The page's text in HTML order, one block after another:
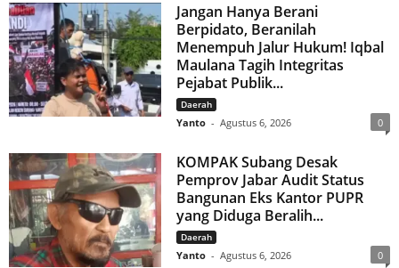
Jangan Hanya Berani
Berpidato, Beranilah
Menempuh Jalur Hukum! Iqbal
Maulana Tagih Integritas
Pejabat Publik...
Daerah
Yanto - Agustus 6, 2026 0
KOMPAK Subang Desak
Pemprov Jabar Audit Status
Bangunan Eks Kantor PUPR
yang Diduga Beralih...
Daerah
Yanto - Agustus 6, 2026 0